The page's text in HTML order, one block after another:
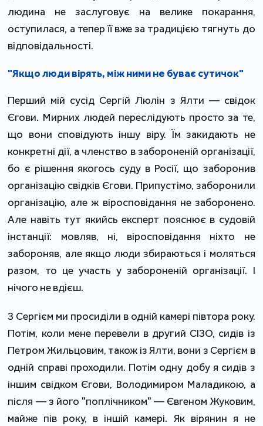
людина не заслуговує на велике покарання,
оступилася, а тепер її вже за традицією тягнуть до
відповідальності.
"Якщо люди вірять, між ними не буває сутичок"
Перший мій сусід Сергій Люлін з Ялти — свідок
Єгови. Мирних людей переслідують просто за те,
що вони сповідують іншу віру. Їм закидають не
конкретні дії, а членство в забороненій організації,
бо є рішення якогось суду в Росії, що заборонив
організацію свідків Єгови. Припустімо, заборонили
організацію, але ж віросповідання не заборонено.
Але навіть тут якийсь експерт пояснює в судовій
інстанції: мовляв, ні, віросповідання ніхто не
забороняв, але якщо люди збираються і моляться
разом, то це участь у забороненій організації. І
нічого не вдієш.
З Сергієм ми просиділи в одній камері півтора року.
Потім, коли мене перевели в другий СІЗО, сидів із
Петром Жильцовим, також із Ялти, вони з Сергієм в
одній справі проходили. Потім одну добу я сидів з
іншим свідком Єгови, Володимиром Маладикою, а
після — з його "поплічником" — Євгеном Жуковим,
майже пів року, в іншій камері. Як вірянин я не